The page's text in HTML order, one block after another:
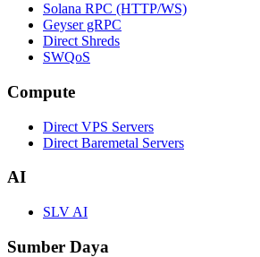
Solana RPC (HTTP/WS)
Geyser gRPC
Direct Shreds
SWQoS
Compute
Direct VPS Servers
Direct Baremetal Servers
AI
SLV AI
Sumber Daya